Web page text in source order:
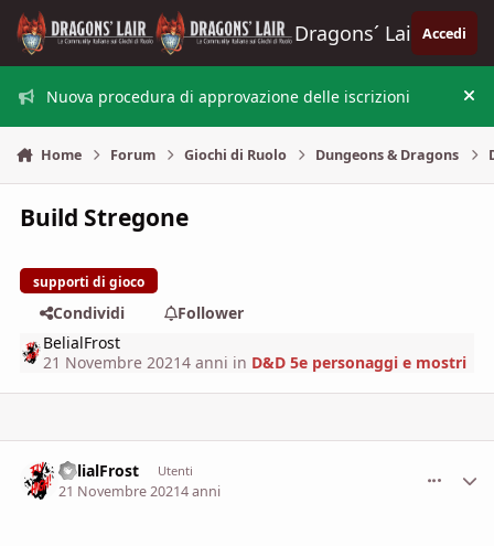
Vai al contenuto
Dragons´ Lair Accedi
Nuova procedura di approvazione delle iscrizioni
Home Forum Giochi di Ruolo Dungeons & Dragons
Build Stregone
supporti di gioco
Condividi
Follower
BelialFrost
21 Novembre 20214 anni in D&D 5e personaggi e mostri
BelialFrost Utenti
21 Novembre 20214 anni